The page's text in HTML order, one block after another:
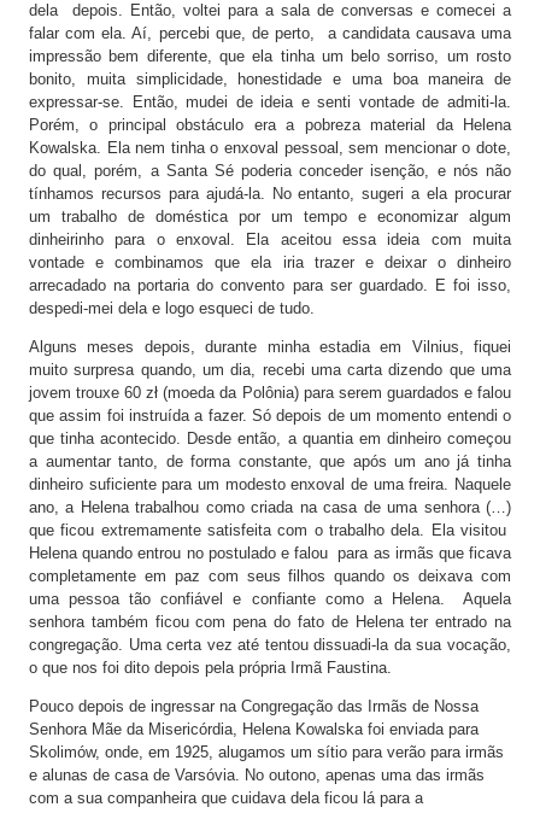
dela depois. Então, voltei para a sala de conversas e comecei a
falar com ela. Aí, percebi que, de perto, a candidata causava uma
impressão bem diferente, que ela tinha um belo sorriso, um rosto
bonito, muita simplicidade, honestidade e uma boa maneira de
expressar-se. Então, mudei de ideia e senti vontade de admiti-la.
Porém, o principal obstáculo era a pobreza material da Helena
Kowalska. Ela nem tinha o enxoval pessoal, sem mencionar o dote,
do qual, porém, a Santa Sé poderia conceder isenção, e nós não
tínhamos recursos para ajudá-la. No entanto, sugeri a ela procurar
um trabalho de doméstica por um tempo e economizar algum
dinheirinho para o enxoval. Ela aceitou essa ideia com muita
vontade e combinamos que ela iria trazer e deixar o dinheiro
arrecadado na portaria do convento para ser guardado. E foi isso,
despedi-mei dela e logo esqueci de tudo.
Alguns meses depois, durante minha estadia em Vilnius, fiquei
muito surpresa quando, um dia, recebi uma carta dizendo que uma
jovem trouxe 60 zł (moeda da Polônia) para serem guardados e falou
que assim foi instruída a fazer. Só depois de um momento entendi o
que tinha acontecido. Desde então, a quantia em dinheiro começou
a aumentar tanto, de forma constante, que após um ano já tinha
dinheiro suficiente para um modesto enxoval de uma freira. Naquele
ano, a Helena trabalhou como criada na casa de uma senhora (…)
que ficou extremamente satisfeita com o trabalho dela. Ela visitou
Helena quando entrou no postulado e falou para as irmãs que ficava
completamente em paz com seus filhos quando os deixava com
uma pessoa tão confiável e confiante como a Helena. Aquela
senhora também ficou com pena do fato de Helena ter entrado na
congregação. Uma certa vez até tentou dissuadi-la da sua vocação,
o que nos foi dito depois pela própria Irmã Faustina.
Pouco depois de ingressar na Congregação das Irmãs de Nossa
Senhora Mãe da Misericórdia, Helena Kowalska foi enviada para
Skolimów, onde, em 1925, alugamos um sítio para verão para irmãs
e alunas de casa de Varsóvia. No outono, apenas uma das irmãs
com a sua companheira que cuidava dela ficou lá para a